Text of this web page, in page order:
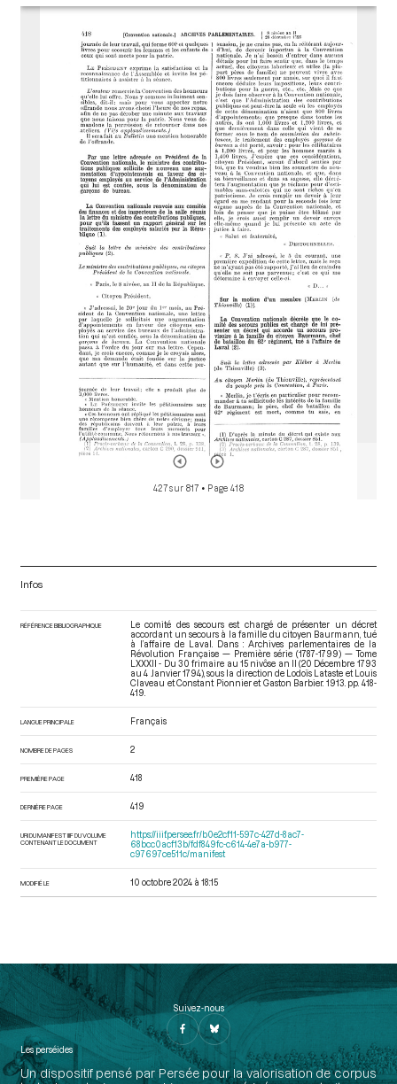
s
427 sur 817 • Page 418
Infos
RÉFÉRENCE BIBLIOGRAPHIQUE
Le comité des secours est chargé de présenter un décret
accordant un secours à la famille du citoyen Baurmann, tué
à l’affaire de Laval. Dans : Archives parlementaires de la
Révolution Française — Première série (1787-1799) — Tome
LXXXII - Du 30 frimaire au 15 nivôse an II (20 Décembre 1793
au 4 Janvier 1794), sous la direction de Lodoïs Lataste et Louis
Claveau et Constant Pionnier et Gaston Barbier. 1913. pp. 418-
419.
LANGUE PRINCIPALE Français
NOMBRE DE PAGES 2
PREMIÈRE PAGE 418
DERNIÈRE PAGE 419
URI DU MANIFEST IIIF DU VOLUME
CONTENANT LE DOCUMENT
https://iiif.persee.fr/b0e2cf11-597c-427d-8ac7-
68bcc0acf13b/fdf849fc-c614-4e7a-b977-
c97697ce511c/manifest
MODIFIÉ LE 10 octobre 2024 à 18:15
Suivez-nous
Les perséides
Un dispositif pensé par Persée pour la valorisation de corpus